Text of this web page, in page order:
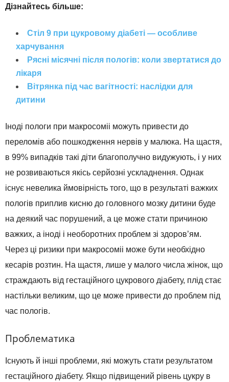
Дізнайтесь більше:
Стіл 9 при цукровому діабеті — особливе
харчування
Рясні місячні після пологів: коли звертатися до
лікаря
Вітрянка під час вагітності: наслідки для
дитини
Іноді пологи при макросоміі можуть привести до
переломів або пошкодження нервів у малюка. На щастя,
в 99% випадків такі діти благополучно видужують, і у них
не розвиваються якісь серйозні ускладнення. Однак
існує невелика ймовірність того, що в результаті важких
пологів приплив кисню до головного мозку дитини буде
на деякий час порушений, а це може стати причиною
важких, а іноді і необоротних проблем зі здоров’ям.
Через ці ризики при макросоміі може бути необхідно
кесарів розтин. На щастя, лише у малого числа жінок, що
страждають від гестаційного цукрового діабету, плід стає
настільки великим, що це може привести до проблем під
час пологів.
Проблематика
Існують й інші проблеми, які можуть стати результатом
гестаційного діабету. Якщо підвищений рівень цукру в